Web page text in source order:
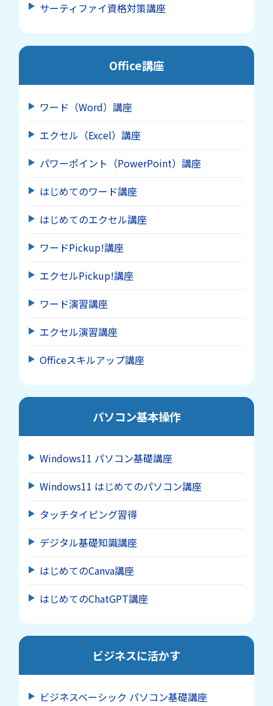
サーティファイ資格対策講座
Office講座
ワード（Word）講座
エクセル（Excel）講座
パワーポイント（PowerPoint）講座
はじめてのワード講座
はじめてのエクセル講座
ワードPickup!講座
エクセルPickup!講座
ワード演習講座
エクセル演習講座
Officeスキルアップ講座
パソコン基本操作
Windows11 パソコン基礎講座
Windows11 はじめてのパソコン講座
タッチタイピング習得
デジタル基礎知識講座
はじめてのCanva講座
はじめてのChatGPT講座
ビジネスに活かす
ビジネスベーシック パソコン基礎講座